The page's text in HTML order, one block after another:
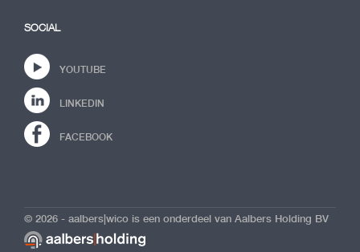
SOCIAL
YOUTUBE
LINKEDIN
FACEBOOK
© 2026 - aalbers|wico is een onderdeel van Aalbers Holding BV